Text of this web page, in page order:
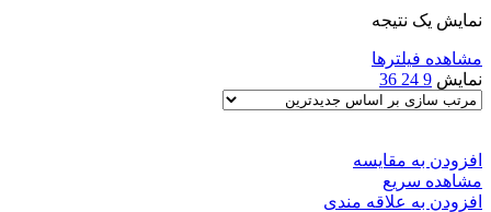
نمایش یک نتیجه
مشاهده فیلترها
نمایش 9
24
36
افزودن به مقایسه
مشاهده سریع
افزودن به علاقه مندی